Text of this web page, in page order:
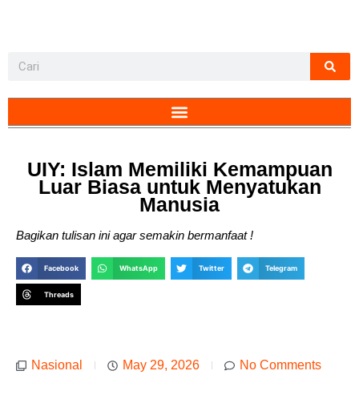
UIY: Islam Memiliki Kemampuan
Luar Biasa untuk Menyatukan
Manusia
Bagikan tulisan ini agar semakin bermanfaat !
Facebook WhatsApp Twitter Telegram
Threads
Nasional May 29, 2026 No Comments